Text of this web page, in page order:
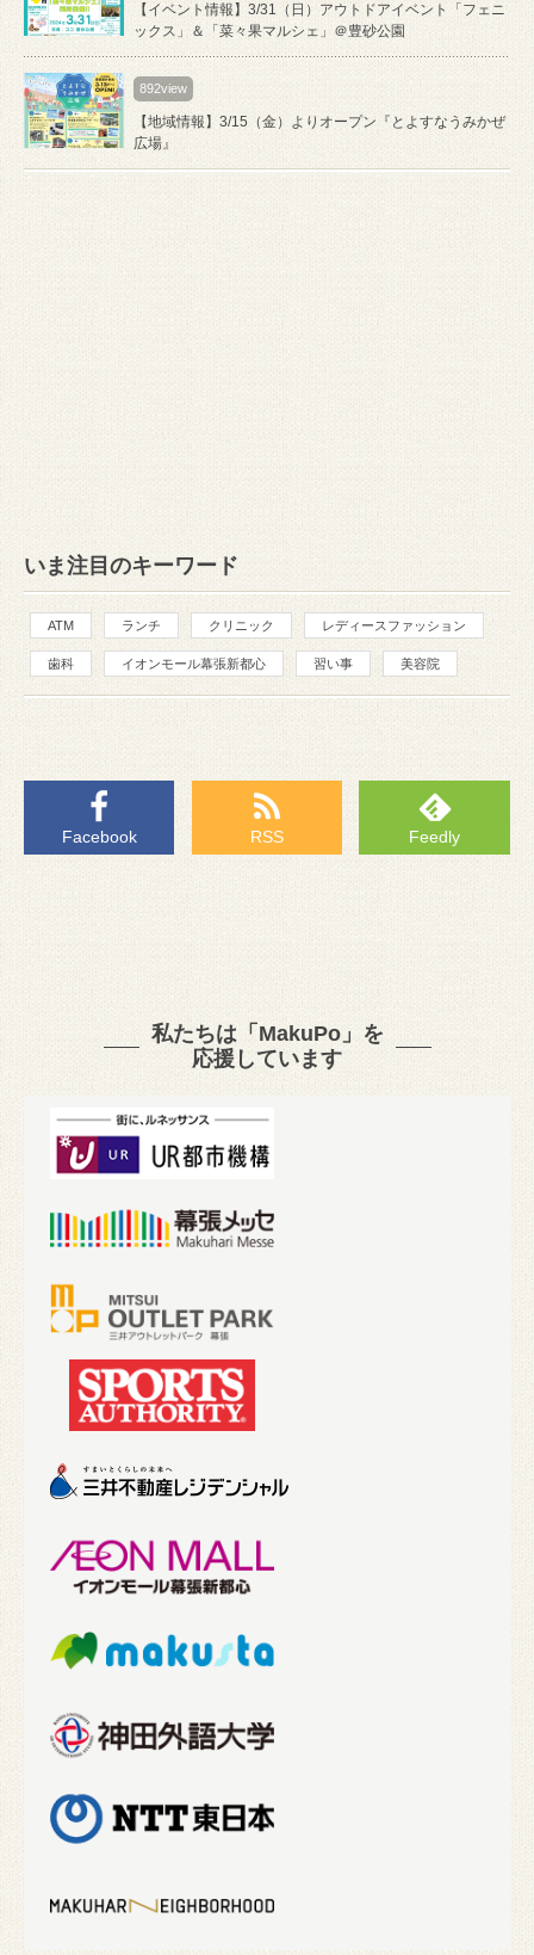
【イベント情報】3/31（日）アウトドアイベント「フェニ
ックス」＆「菜々果マルシェ」＠豊砂公園
892view
【地域情報】3/15（金）よりオープン『とよすなうみかぜ
広場』
いま注目のキーワード
ATM ランチ クリニック レディースファッション
歯科 イオンモール幕張新都心 習い事 美容院
Facebook RSS Feedly
私たちは「MakuPo」を
応援しています